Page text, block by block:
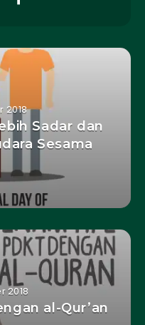
2018
Sadar dan
Sesama
2018
al-Qur’an